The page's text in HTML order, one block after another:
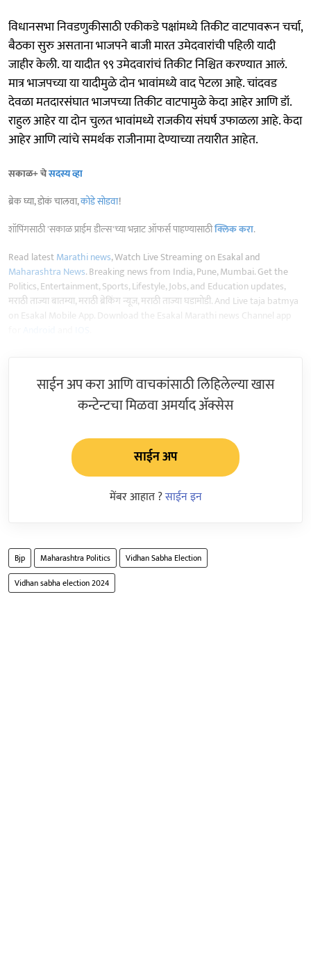
विधानसभा निवडणुकीसाठी एकीकडे पक्षांमध्ये तिकीट वाटपावरून चर्चा,
बैठका सुरु असताना भाजपने बाजी मारत उमेदवारांची पहिली यादी
जाहीर केली. या यादीत ९९ उमेदवारांचं तिकीट निश्चित करण्यात आलं.
मात्र भाजपच्या या यादीमुळे दोन भावांमध्ये वाद पेटला आहे. चांदवड
देवळा मतदारसंघात भाजपच्या तिकीट वाटपामुळे केदा आहेर आणि डॉ.
राहुल आहेर या दोन चुलत भावांमध्ये राजकीय संघर्ष उफाळला आहे. केदा
आहेर आणि त्यांचे समर्थक राजीनामा देण्याच्या तयारीत आहेत.
सकाळ+ चेसदस्य व्हा
ब्रेक घ्या, डोकं चालवा,कोडे सोडवा!
शॉपिंगसाठी 'सकाळ प्राईम डील्स'च्या भन्नाट ऑफर्स पाहण्यासाठीक्लिक करा.
Read latestMarathi news, Watch Live Streaming on Esakal and
Maharashtra News. Breaking news from India, Pune, Mumbai. Get the
Politics, Entertainment, Sports, Lifestyle, Jobs, and Education updates,
मराठी ताज्या बातम्या, मराठी ब्रेकिंग न्यूज, मराठी ताज्या घडामोडी. And Live taja batmya
on Esakal Mobile App. Download the Esakal Marathi news Channel app
साईन अप करा आणि वाचकांसाठी लिहिलेल्या खास
कन्टेन्टचा मिळवा अमर्याद ॲक्सेस
साईन अप
मेंबर आहात ?साईन इन
Bjp Maharashtra Politics
Vidhan Sabha Election
Vidhan sabha election 2024